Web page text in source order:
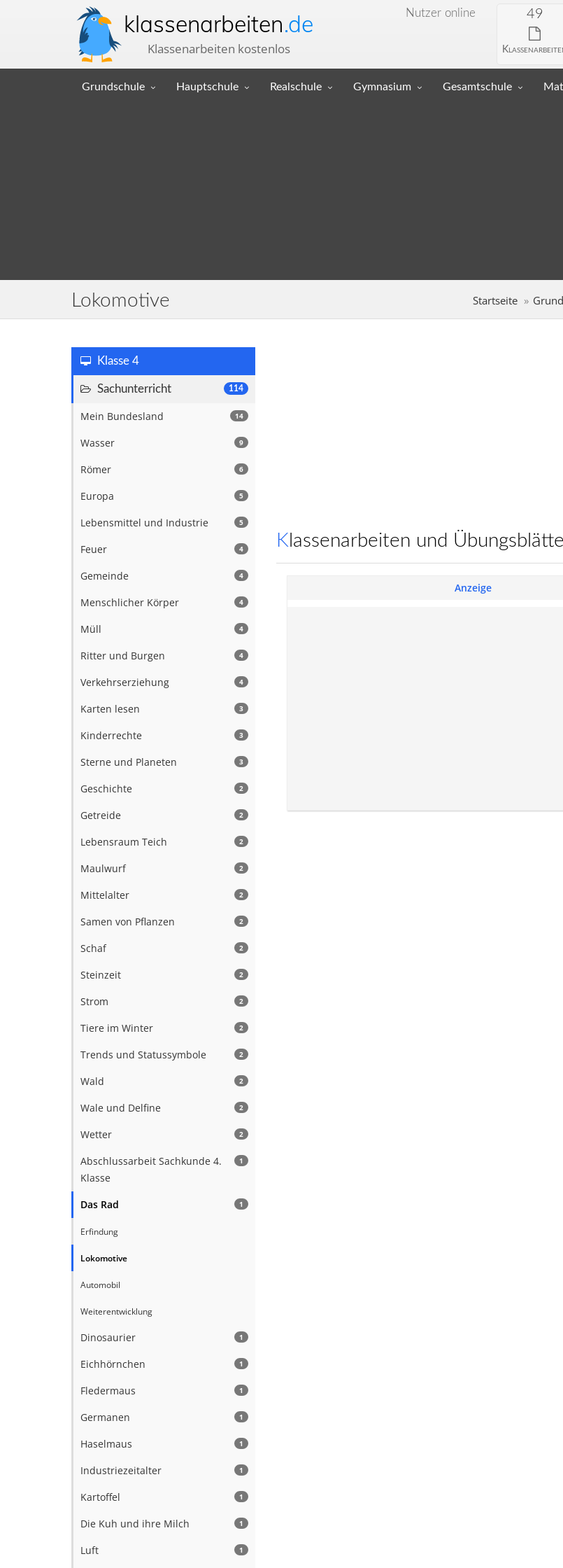
klassenarbeiten.de
Klassenarbeiten kostenlos
Nutzer online 49
Grundschule Hauptschule Realschule Gymnasium Gesamtschule
Lokomotive Startseite
Klasse 4
114
Sachunterricht
14
Mein Bundesland
9
Wasser
6
Römer
5
Europa
5
Lebensmittel und Industrie
4
Feuer
4
Gemeinde
4
Menschlicher Körper
4
Müll
4
Ritter und Burgen
4
Verkehrserziehung
3
Karten lesen
3
Kinderrechte
3
Sterne und Planeten
2
Geschichte
2
Getreide
2
Lebensraum Teich
2
Maulwurf
2
Mittelalter
2
Samen von Pflanzen
2
Schaf
2
Steinzeit
2
Strom
2
Tiere im Winter
2
Trends und Statussymbole
2
Wald
2
Wale und Delfine
2
Wetter
1
Abschlussarbeit Sachkunde 4.
Klasse
1
Das Rad
Erfindung
Lokomotive
Automobil
Weiterentwicklung
1
Dinosaurier
1
Eichhörnchen
1
Fledermaus
1
Germanen
1
Haselmaus
1
Industriezeitalter
1
Kartoffel
1
Die Kuh und ihre Milch
1
Luft
Klassenarbeiten und
Anzeige